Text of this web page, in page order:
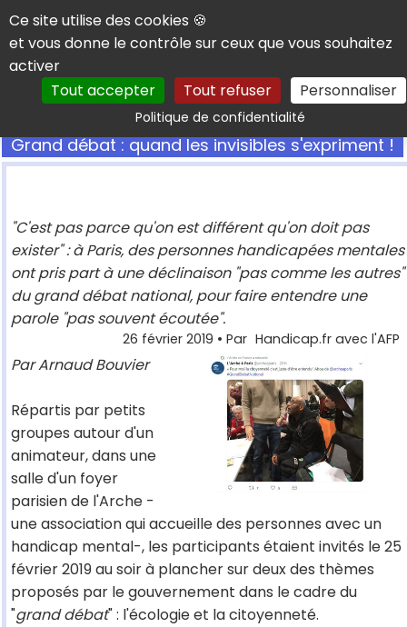
Panneau de gestion des cookies
Ce site utilise des cookies 🍪
et vous donne le contrôle sur ceux que vous souhaitez
activer
Tout accepter
Tout refuser Personnaliser
Politique de confidentialitéRechercher
Grand débat : quand les invisibles s'expriment !
"C'est pas parce qu'on est différent qu'on doit pas
exister" : à Paris, des personnes handicapées mentales
ont pris part à une déclinaison "pas comme les autres"
du grand débat national, pour faire entendre une
parole "pas souvent écoutée".
26 février 2019 • Par Handicap.fr avec l'AFP
Par Arnaud Bouvier
Répartis par petits
groupes autour d'un
animateur, dans une
salle d'un foyer
parisien de l'Arche -
une association qui accueille des personnes avec un
handicap mental-, les participants étaient invités le 25
février 2019 au soir à plancher sur deux des thèmes
proposés par le gouvernement dans le cadre du
"grand débat" : l'écologie et la citoyenneté.